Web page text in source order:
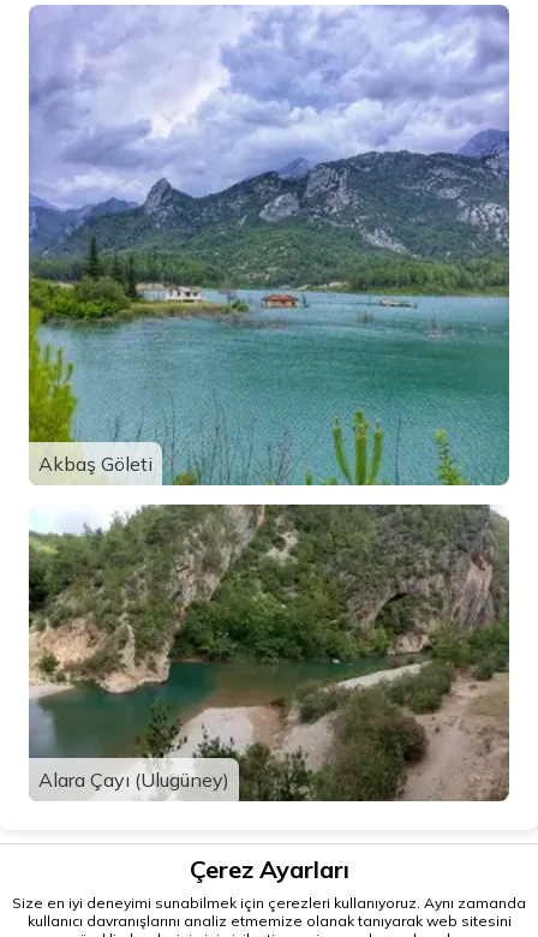
Akbaş Göleti
Alara Çayı (Ulugüney)
Çerez Ayarları
Size en iyi deneyimi sunabilmek için çerezleri kullanıyoruz. Aynı zamanda
kullanıcı davranışlarını analiz etmemize olanak tanıyarak web sitesini